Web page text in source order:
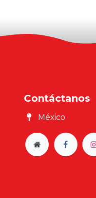
Contáctanos
México